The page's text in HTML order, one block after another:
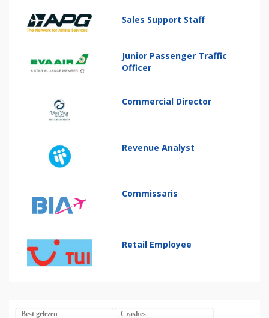
Sales Support Staff
Junior Passenger Traffic
Officer
Commercial Director
Revenue Analyst
Commissaris
Retail Employee
Best gelezen Crashes